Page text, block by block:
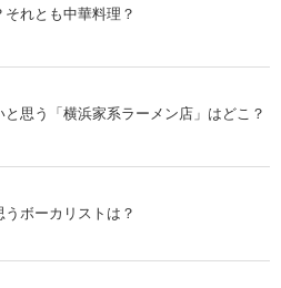
れとも中華料理？
思う「横浜家系ラーメン店」はどこ？
ボーカリストは？